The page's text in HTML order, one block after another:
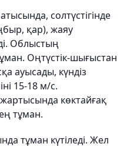
солтүстігінде
қар), жаяу
Облыстың
Оңтүстік-шығыстан
ауысады, күндіз
15-18 м/с.
көктайғақ
тұман.
тұман күтіледі. Жел